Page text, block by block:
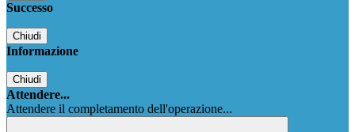
Successo
Chiudi
Informazione
Chiudi
Attendere...
Attendere il completamento dell'operazione...